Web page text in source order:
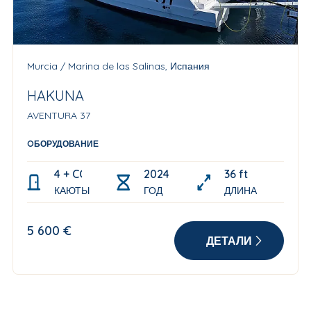
Murcia / Marina de las Salinas, Испания
HAKUNA
AVENTURA 37
OБОРУДОВАНИЕ
4 + CONVERTIBLE SALOON
КАЮТЫ
2024
ГОД
36 ft
ДЛИНА
5 600 €
ДЕТАЛИ